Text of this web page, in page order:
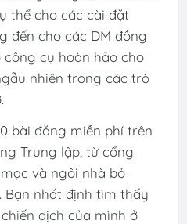
thể cho các cài đặt
đến cho các DM đồng
cụ hoàn hảo cho
nhiên trong các trò
bài đăng miễn phí trên
Trung lập, từ cổng
và ngôi nhà bỏ
Bạn nhất định tìm thấy
dịch của mình ở